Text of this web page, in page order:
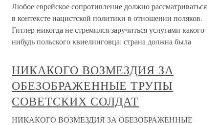
Любое еврейское сопротивление должно рассматриваться
в контексте нацистской политики в отношении поляков.
Гитлер никогда не стремился заручиться услугами какого-
нибудь польского квиелинговца: страна должна была
НИКАКОГО ВОЗМЕЗДИЯ ЗА
ОБЕЗОБРАЖЕННЫЕ ТРУПЫ
СОВЕТСКИХ СОЛДАТ
НИКАКОГО ВОЗМЕЗДИЯ ЗА ОБЕЗОБРАЖЕННЫЕ